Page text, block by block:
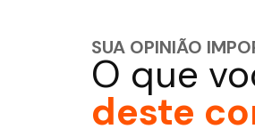
SUA OPINIÃO
O que
deste